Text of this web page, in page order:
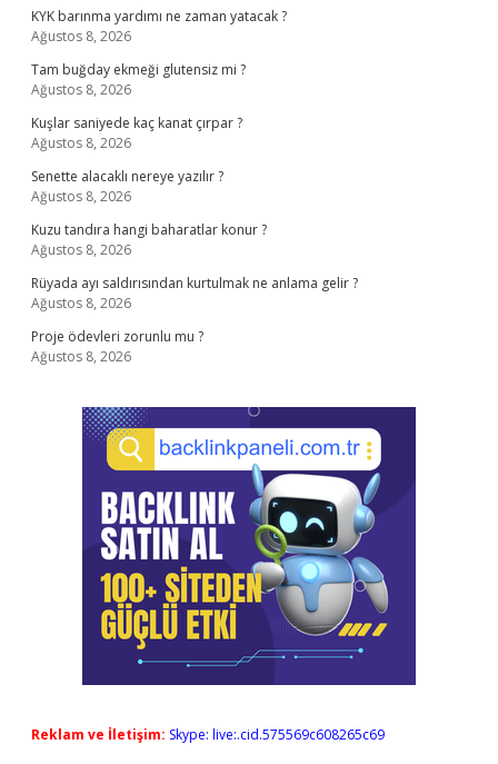
KYK barınma yardımı ne zaman yatacak ?
Ağustos 8, 2026
Tam buğday ekmeği glutensiz mi ?
Ağustos 8, 2026
Kuşlar saniyede kaç kanat çırpar ?
Ağustos 8, 2026
Senette alacaklı nereye yazılır ?
Ağustos 8, 2026
Kuzu tandıra hangi baharatlar konur ?
Ağustos 8, 2026
Rüyada ayı saldırısından kurtulmak ne anlama gelir ?
Ağustos 8, 2026
Proje ödevleri zorunlu mu ?
Ağustos 8, 2026
Reklam ve İletişim: Skype: live:.cid.575569c608265c69